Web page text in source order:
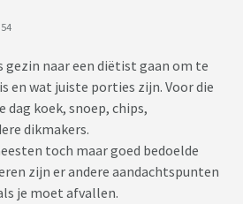
gezin naar een diëtist gaan om te
en wat juiste porties zijn. Voor die
koek, snoep, chips,
dikmakers.
toch maar goed bedoelde
zijn er andere aandachtspunten
je moet afvallen.